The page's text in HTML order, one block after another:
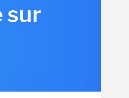
sur